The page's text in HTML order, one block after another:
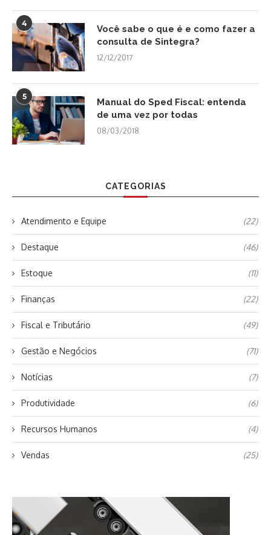
4
Você sabe o que é e como fazer a
consulta de Sintegra?
12/12/2017
5
Manual do Sped Fiscal: entenda
de uma vez por todas
08/03/2018
CATEGORIAS
Atendimento e Equipe (22)
Destaque (46)
Estoque (11)
Finanças (22)
Fiscal e Tributário (49)
Gestão e Negócios (71)
Notícias (7)
Produtividade (6)
Recursos Humanos (4)
Vendas (25)